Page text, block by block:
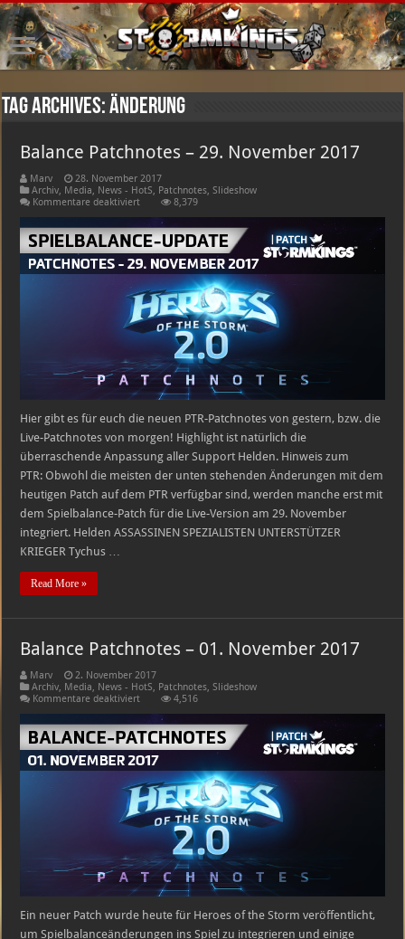
Tag Archives:änderung
Balance Patchnotes – 29. November 2017
Marv
28. November 2017
Archiv, Media, News - HotS, Patchnotes,Slideshow
Kommentare deaktiviertfür
Patchnotes
–
29.
November
2017
8,379
Hier gibt es für euch die neuen PTR-Patchnotes von gestern, bzw. die
Live-Patchnotes von morgen! Highlight ist natürlich die
überraschende Anpassung aller Support Helden. Hinweis zum
PTR: Obwohl die meisten der unten stehenden Änderungen mit dem
heutigen Patch auf dem PTR verfügbar sind, werden manche erst mit
dem Spielbalance-Patch für die Live-Version am 29. November
integriert. Helden ASSASSINEN SPEZIALISTEN UNTERSTÜTZER
KRIEGER Tychus …
Read More »
Balance Patchnotes – 01. November 2017
Marv
2. November 2017
Archiv, Media, News - HotS, Patchnotes,Slideshow
Kommentare deaktiviertfür
Patchnotes
–
01.
November
2017
4,516
Ein neuer Patch wurde heute für Heroes of the Storm veröffentlicht,
um Spielbalanceänderungen ins Spiel zu integrieren und einige